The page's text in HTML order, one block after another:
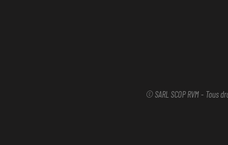
© SARL SCOP RVM - Tous